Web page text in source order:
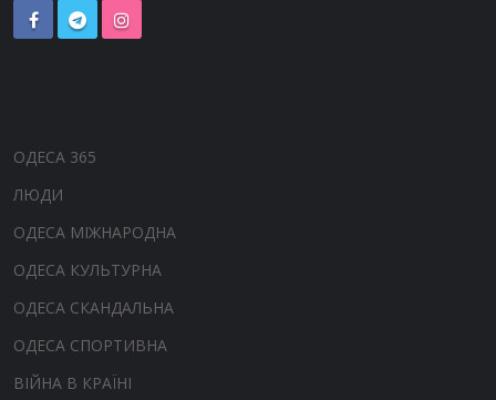
ОДЕСА 365
ЛЮДИ
ОДЕСА МІЖНАРОДНА
ОДЕСА КУЛЬТУРНА
ОДЕСА СКАНДАЛЬНА
ОДЕСА СПОРТИВНА
ВІЙНА В КРАЇНІ